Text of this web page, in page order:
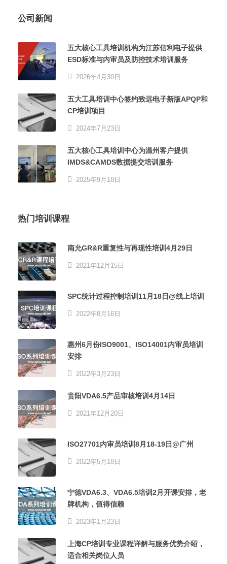
公司新闻
五大核心工具培训机构为江苏信利电子提供
ESD标准与内审员及防控技术培训服务
2026年4月30日
五大工具培训中心签约致远电子新版APQP和
CP培训项目
2024年7月23日
五大核心工具培训中心为温州客户提供
IMDS&CAMDS数据提交培训服务
2025年9月18日
热门培训课程
南允GR&R重复性与再现性培训4月29日
2021年12月15日
SPC统计过程控制培训11月18日@线上培训
2022年8月16日
惠州6月份ISO9001、ISO14001内审员培训
安排
2022年3月23日
贵阳VDA6.5产品审核培训4月14日
2021年12月20日
ISO27701内审员培训8月18-19日@广州
2022年5月18日
宁德VDA6.3、VDA6.5培训2月开课安排，老
牌机构，值得信赖
2023年1月23日
上海CP培训专业课程详解与服务优势介绍，
适合相关岗位人员